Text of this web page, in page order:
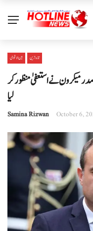
بین الا قوامی تازہ ترین
میکرون نے استعفیٰ منظور کر
لیا
Samina Rizwan October 6,